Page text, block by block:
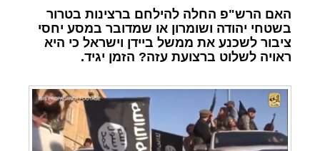
האם הרש"פ החלה להילחם ברצינות בטרור
בשטחי יהודה ושומרון או שמדובר במסע יחסי
ציבור לשכנע את ממשל ביידן וישראל כי היא
ראויה לשלוט ברצועת עזה? הזמן יגיד.